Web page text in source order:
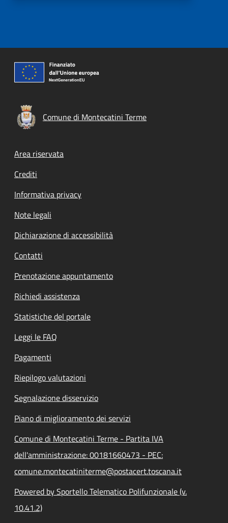
Comune di Montecatini Terme
Footer menu
Area riservata
Crediti
Informativa privacy
Note legali
Dichiarazione di accessibilità
Contatti
Prenotazione appuntamento
Richiedi assistenza
Statistiche del portale
Leggi le FAQ
Pagamenti
Riepilogo valutazioni
Segnalazione disservizio
Piano di miglioramento dei servizi
Comune di Montecatini Terme - Partita IVA
dell'amministrazione: 00181660473 - PEC:
comune.montecatiniterme@postacert.toscana.it
Powered by Sportello Telematico Polifunzionale (v.
10.41.2)